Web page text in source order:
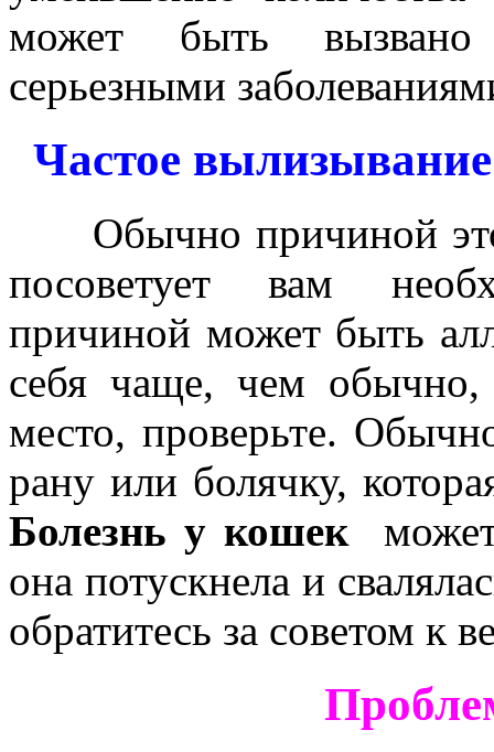
может быть
серьезными
Частое
Обычно причиной
посоветует вам
причиной может быть
себя чаще, чем
место, проверьте.
рану или болячку,
Болезнь у кошекможет
она потускнела и
обратитесь за советом к